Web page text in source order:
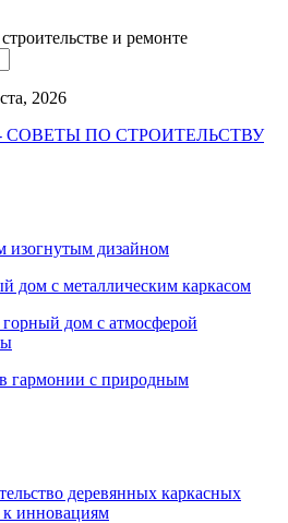
и ремонте
2026
СОВЕТЫ ПО СТРОИТЕЛЬСТВУ
изогнутым дизайном
дом с металлическим каркасом
дом с атмосферой
гармонии с природным
деревянных каркасных
к инновациям